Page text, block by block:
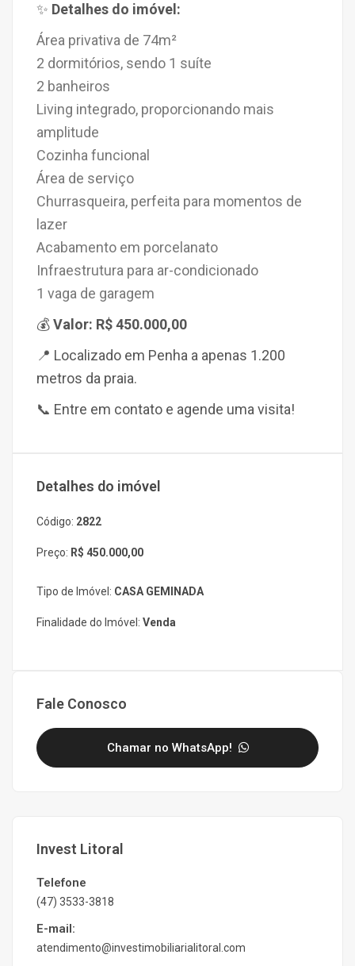
✨ Detalhes do imóvel:
Área privativa de 74m²
2 dormitórios, sendo 1 suíte
2 banheiros
Living integrado, proporcionando mais
amplitude
Cozinha funcional
Área de serviço
Churrasqueira, perfeita para momentos de
lazer
Acabamento em porcelanato
Infraestrutura para ar-condicionado
1 vaga de garagem
💰Valor: R$ 450.000,00
📍 Localizado em Penha a apenas 1.200
metros da praia.
📞 Entre em contato e agende uma visita!
Detalhes do imóvel
Código: 2822
Preço: R$ 450.000,00
Tipo de Imóvel: CASA GEMINADA
Finalidade do Imóvel: Venda
Fale Conosco
Chamar no WhatsApp!
Invest Litoral
Telefone
(47) 3533-3818
E-mail:
atendimento@investimobiliarialitoral.com